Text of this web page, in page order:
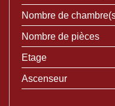
Nombre de
Nombre de pièces
Etage
Ascenseur